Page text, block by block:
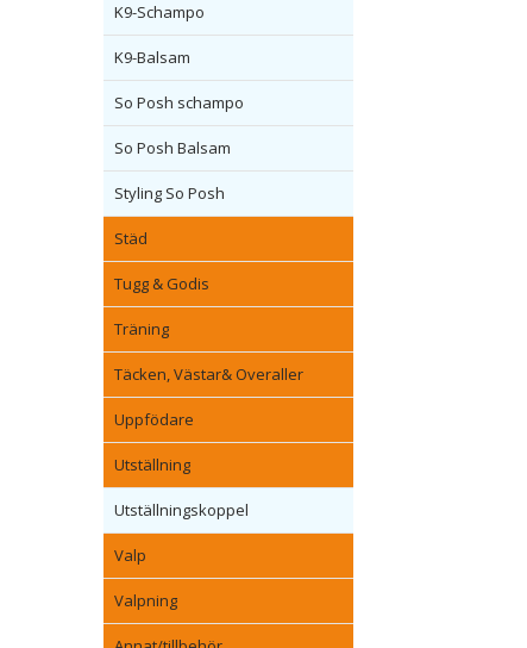
K9-Schampo
K9-Balsam
So Posh schampo
So Posh Balsam
Styling So Posh
Städ
Tugg & Godis
Träning
Täcken, Västar& Overaller
Uppfödare
Utställning
Utställningskoppel
Valp
Valpning